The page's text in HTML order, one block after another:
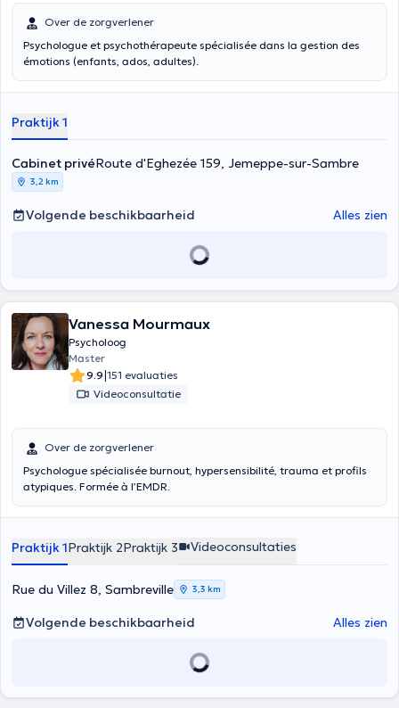
Over de zorgverlener
Psychologue et psychothérapeute spécialisée dans la gestion des
émotions (enfants, ados, adultes).
Praktijk 1
Cabinet privéRoute d'Eghezée 159, Jemeppe-sur-Sambre
3,2 km
Volgende beschikbaarheid Alles zien
Vanessa Mourmaux
Psycholoog
Master
9.9|151 evaluaties
Videoconsultatie
Over de zorgverlener
Psychologue spécialisée burnout, hypersensibilité, trauma et profils
atypiques. Formée à l’EMDR.
Praktijk 1Praktijk 2Praktijk 3 Videoconsultaties
Rue du Villez 8, Sambreville 3,3 km
Volgende beschikbaarheid Alles zien